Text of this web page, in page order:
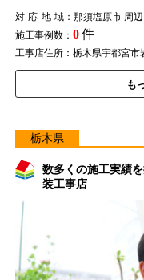
対応地域：那須塩原市 周辺
施工事例数： 0件
工事店住所：栃木県宇都宮市
も
栃木県
数多くの施工実績
装工事店